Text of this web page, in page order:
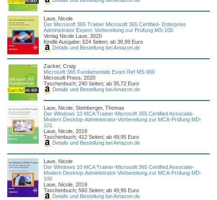
Laue, Nicole
Der Microsoft 365 Trainer Microsoft 365 Certified- Enterprise
Administrator Expert: Vorbereitung zur Prüfung MS-100
Verlag Nicole Laue, 2020
Kindle Ausgabe; 624 Seiten; ab 38,99 Euro
Details und Bestellung bei Amazon.de
Zacker, Craig
Microsoft 365 Fundamentals Exam Ref MS-900
Microsoft Press, 2020
Taschenbuch; 240 Seiten; ab 35,72 Euro
Details und Bestellung bei Amazon.de
Laue, Nicole; Steinberger, Thomas
Der Windows 10 MCA Trainer-Microsoft 365 Certified Associate-
Modern Desktop-Administrator-Vorbereitung zur MCA-Prüfung MD-
101
Laue, Nicole, 2019
Taschenbuch; 412 Seiten; ab 49,95 Euro
Details und Bestellung bei Amazon.de
Laue, Nicole
Der Windows 10 MCA Trainer-Microsoft 365 Certified Associate-
Modern Desktop-Administrator-Vorbereitung zur MCA-Prüfung MD-
100
Laue, Nicole, 2019
Taschenbuch; 560 Seiten; ab 49,95 Euro
Details und Bestellung bei Amazon.de